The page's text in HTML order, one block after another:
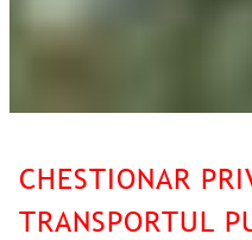
CHESTIONAR
TRANSPORTUL